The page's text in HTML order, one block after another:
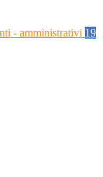
- amministrativi 19